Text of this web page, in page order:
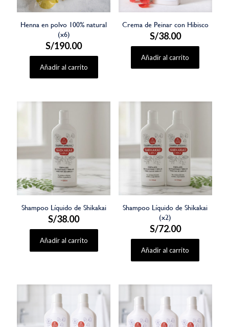
Henna en polvo 100% natural
(x6)
S/190.00
Añadir al carrito
Crema de Peinar con Hibisco
S/38.00
Añadir al carrito
Shampoo Líquido de Shikakai
S/38.00
Añadir al carrito
Shampoo Líquido de Shikakai
(x2)
S/72.00
Añadir al carrito